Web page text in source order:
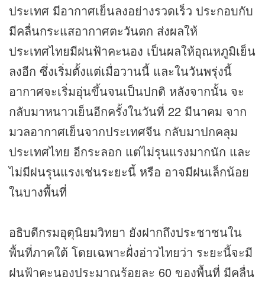
ประเทศ มีอากาศเย็นลงอย่างรวดเร็ว ประกอบกับ
มีคลื่นกระแสอากาศตะวันตก ส่งผลให้
ประเทศไทยมีฝนฟ้าคะนอง เป็นผลให้อุณหภูมิเย็น
ลงอีก ซึ่งเริ่มตั้งแต่เมื่อวานนี้ และในวันพรุ่งนี้
อากาศจะเริ่มอุ่นขึ้นจนเป็นปกติ หลังจากนั้น จะ
กลับมาหนาวเย็นอีกครั้งในวันที่ 22 มีนาคม จาก
มวลอากาศเย็นจากประเทศจีน กลับมาปกคลุม
ประเทศไทย อีกระลอก แต่ไม่รุนแรงมากนัก และ
ไม่มีฝนรุนแรงเช่นระยะนี้ หรือ อาจมีฝนเล็กน้อย
ในบางพื้นที่
อธิบดีกรมอุตุนิยมวิทยา ยังฝากถึงประชาชนใน
พื้นที่ภาคใต้ โดยเฉพาะฝั่งอ่าวไทยว่า ระยะนี้จะมี
ฝนฟ้าคะนองประมาณร้อยละ 60 ของพื้นที่ มีคลื่น